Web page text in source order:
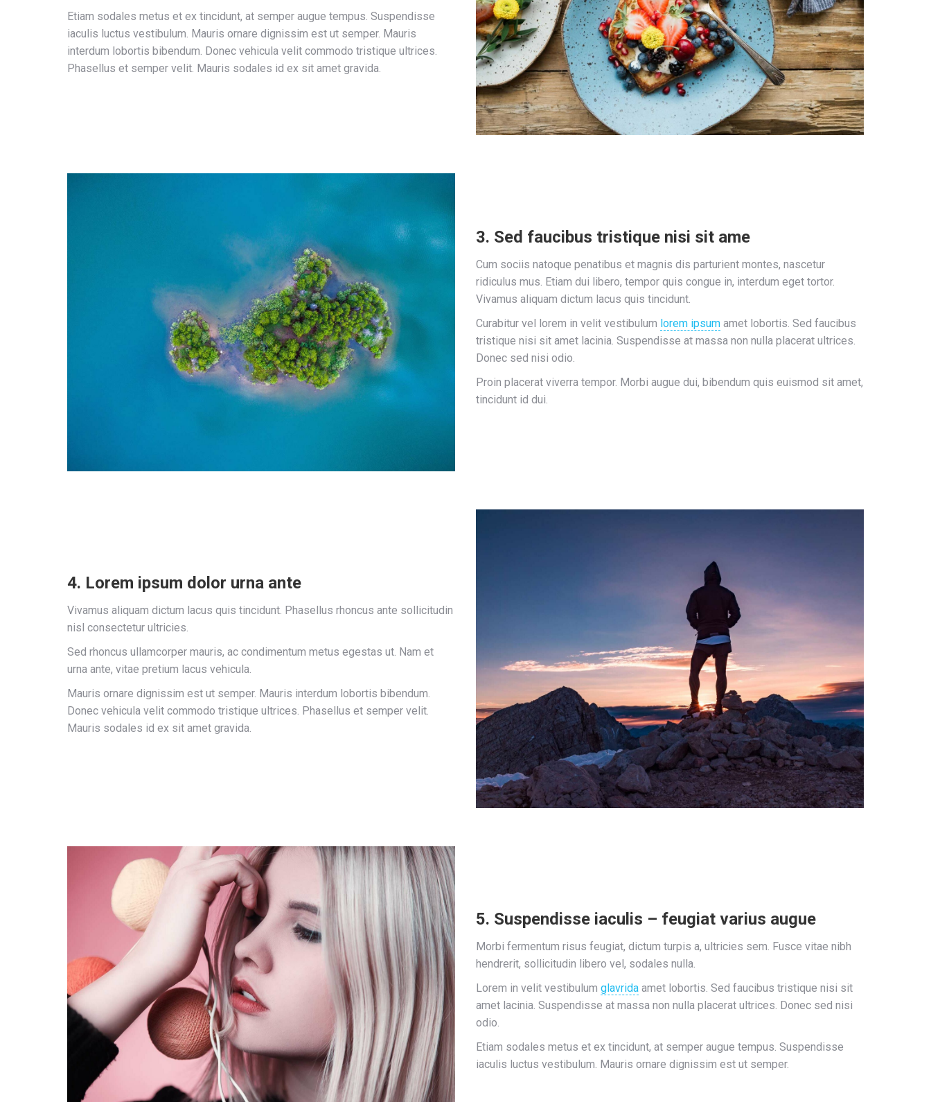
Etiam sodales metus et ex tincidunt, at semper augue tempus. Suspendisse
iaculis luctus vestibulum. Mauris ornare dignissim est ut semper. Mauris
interdum lobortis bibendum. Donec vehicula velit commodo tristique ultrices.
Phasellus et semper velit. Mauris sodales id ex sit amet gravida.
3. Sed faucibus tristique nisi sit ame
Cum sociis natoque penatibus et magnis dis parturient montes, nascetur
ridiculus mus. Etiam dui libero, tempor quis congue in, interdum eget tortor.
Vivamus aliquam dictum lacus quis tincidunt.
Curabitur vel lorem in velit vestibulum lorem ipsum amet lobortis. Sed faucibus
tristique nisi sit amet lacinia. Suspendisse at massa non nulla placerat ultrices.
Donec sed nisi odio.
Proin placerat viverra tempor. Morbi augue dui, bibendum quis euismod sit amet,
tincidunt id dui.
4. Lorem ipsum dolor urna ante
Vivamus aliquam dictum lacus quis tincidunt. Phasellus rhoncus ante sollicitudin
nisl consectetur ultricies.
Sed rhoncus ullamcorper mauris, ac condimentum metus egestas ut. Nam et
urna ante, vitae pretium lacus vehicula.
Mauris ornare dignissim est ut semper. Mauris interdum lobortis bibendum.
Donec vehicula velit commodo tristique ultrices. Phasellus et semper velit.
Mauris sodales id ex sit amet gravida.
5. Suspendisse iaculis – feugiat varius augue
Morbi fermentum risus feugiat, dictum turpis a, ultricies sem. Fusce vitae nibh
hendrerit, sollicitudin libero vel, sodales nulla.
Lorem in velit vestibulum glavrida amet lobortis. Sed faucibus tristique nisi sit
amet lacinia. Suspendisse at massa non nulla placerat ultrices. Donec sed nisi
odio.
Etiam sodales metus et ex tincidunt, at semper augue tempus. Suspendisse
iaculis luctus vestibulum. Mauris ornare dignissim est ut semper.